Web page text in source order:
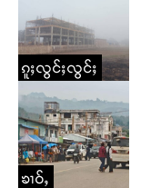
ၵူႈလွင်ႈလွင်ႈ
ၶၢဝ်ႇ